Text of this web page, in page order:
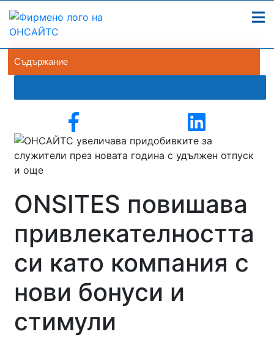
Съдържание
ONSITES повишава
привлекателността
си като компания с
нови бонуси и
стимули